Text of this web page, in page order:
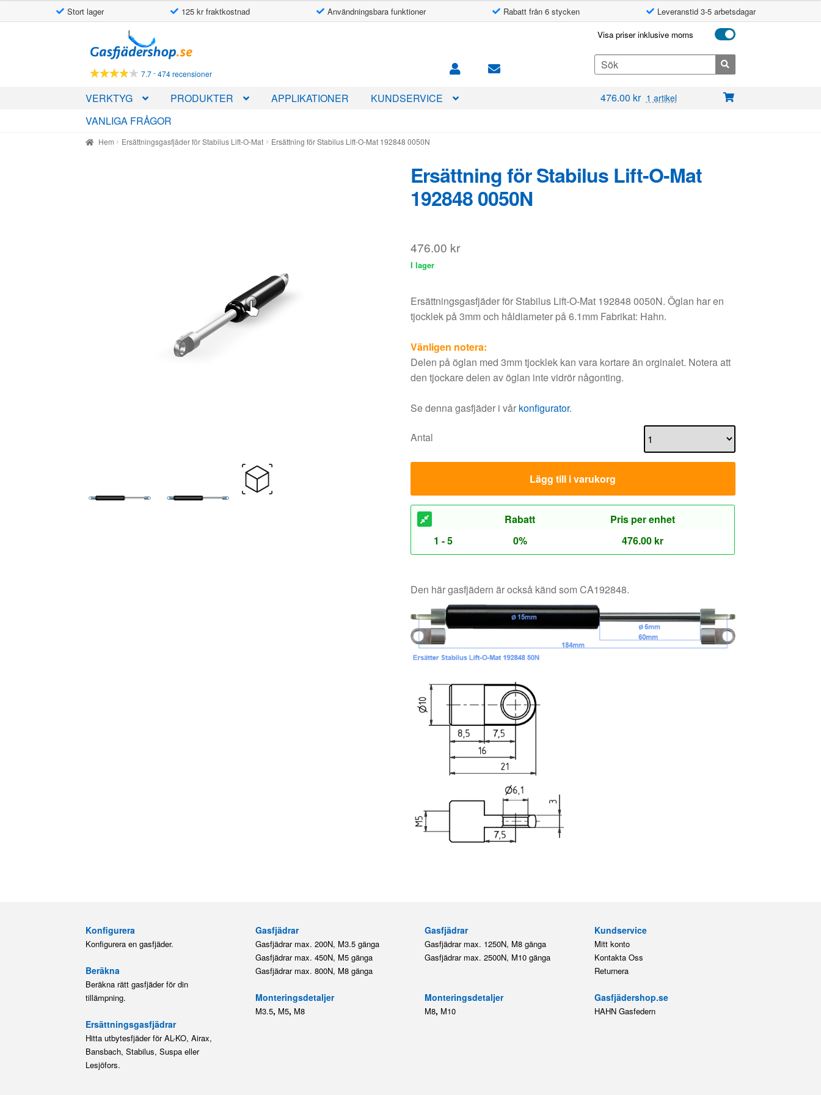
Stort lager 125 kr fraktkostnad Användningsbara funktioner Rabatt från 6 stycken Leveranstid 3-5 arbetsdagar
till
navigering
till
innehåll
7.7-474 recensioner
Visa priser inklusive moms
Search
for:
VERKTYG PRODUKTER APPLIKATIONER
KUNDSERVICE
VANLIGA FRÅGOR
476.00 kr 1 artikel
Hem Ersättningsgasfjäder för Stabilus Lift-O-Mat Ersättning för Stabilus Lift-O-Mat 192848 0050N
Ersättning för Stabilus Lift-O-Mat
192848 0050N
476.00 kr
I lager
Ersättningsgasfjäder för Stabilus Lift-O-Mat 192848 0050N. Öglan har en
tjocklek på 3mm och håldiameter på 6.1mm Fabrikat: Hahn.
Vänligen notera:
Delen på öglan med 3mm tjocklek kan vara kortare än orginalet. Notera att
den tjockare delen av öglan inte vidrör någonting.
Se denna gasfjäder i vår konfigurator.
Antal
Lägg till i varukorg
Rabatt
Pris per enhet
1 - 5
0% 476.00 kr
Den här gasfjädern är också känd som CA192848.
Konfigurera
Konfigurera en gasfjäder.
Beräkna
Beräkna rätt gasfjäder för din
tillämpning.
Ersättningsgasfjädrar
Hitta utbytesfjäder för AL-KO, Airax,
Bansbach, Stabilus, Suspa eller
Lesjöfors.
Gasfjädrar
Gasfjädrar max. 200N, M3.5 gänga
Gasfjädrar max. 450N, M5 gänga
Gasfjädrar max. 800N, M8 gänga
Monteringsdetaljer
M3.5, M5, M8
Gasfjädrar
Gasfjädrar max. 1250N, M8 gänga
Gasfjädrar max. 2500N, M10 gänga
Monteringsdetaljer
M8, M10
Kundservice
Mitt konto
Kontakta Oss
Returnera
Gasfjädershop.se
HAHN Gasfedern